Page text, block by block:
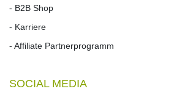
- B2B Shop
- Karriere
- Affiliate Partnerprogramm
SOCIAL MEDIA